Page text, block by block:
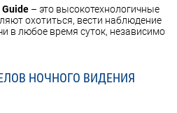
– это высокотехнологичные
охотиться, вести наблюдение
в любое время суток, независимо
НОЧНОГО ВИДЕНИЯ